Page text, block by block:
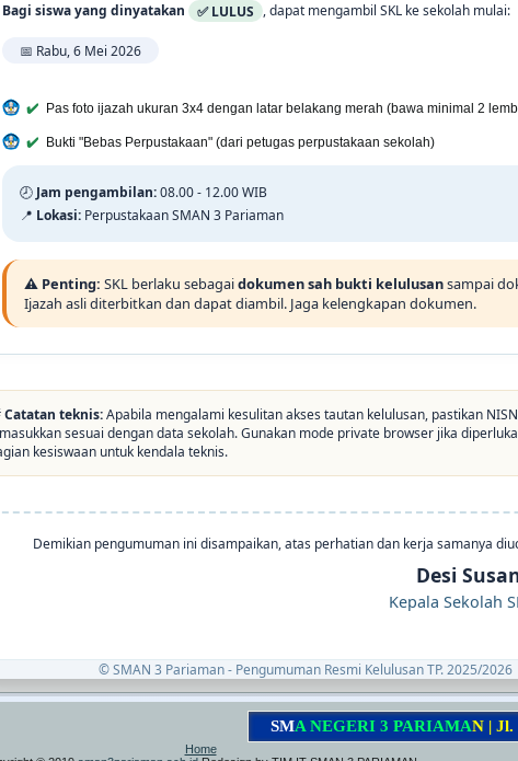
Bagi siswa yang dinyatakan ✅ LULUS , dapat mengambil SKL ke sekolah mulai:
📅 Rabu, 6 Mei 2026
Pas foto ijazah ukuran 3x4 dengan latar belakang merah (bawa minimal 2
Bukti "Bebas Perpustakaan" (dari petugas perpustakaan sekolah)
🕗Jam pengambilan:08.00 - 12.00 WIB
📍 Lokasi:Perpustakaan SMAN 3 Pariaman
⚠️ Penting: SKL berlaku sebagaidokumen sah bukti kelulusansampai
Ijazah asli diterbitkan dan dapat diambil. Jaga kelengkapan dokumen.
Catatan teknis:Apabila mengalami kesulitan akses tautan kelulusan, pastikan
sesuai dengan data sekolah. Gunakan mode private browser jika
kesiswaan untuk kendala teknis.
Demikian pengumuman ini disampaikan, atas perhatian dan kerja samanya
Desi
Kepala Sekolah
© SMAN 3 Pariaman - Pengumuman Resmi Kelulusan TP. 2025/2026
NEGERI 3 PAR IAMAN | Jl. Sa ma
Home